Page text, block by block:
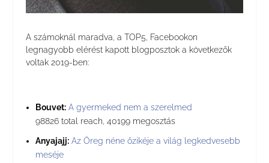
A számoknál maradva, a TOP5, Facebookon
legnagyobb elérést kapott blogposztok a következők
voltak 2019-ben:
Bouvet: A gyermeked nem a szerelmed
98826 total reach, 40199 megosztás
Anyajajj: Az Öreg néne őzikéje a világ legkedvesebb
meséje